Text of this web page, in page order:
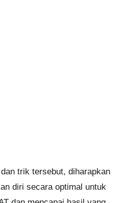
trik tersebut, diharapkan
diri secara optimal untuk